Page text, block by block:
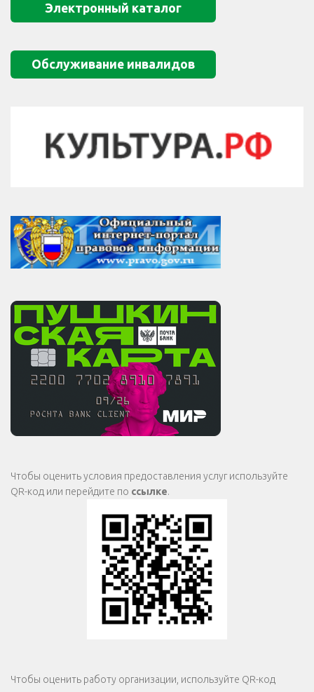
Электронный каталог
Обслуживание инвалидов
Чтобы оценить условия предоставления услуг используйте
QR-код или перейдите по ссылке.
Чтобы оценить работу организации, используйте QR-код